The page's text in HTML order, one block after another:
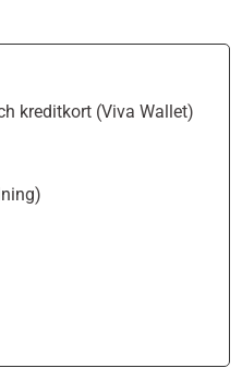
kreditkort (Viva Wallet)